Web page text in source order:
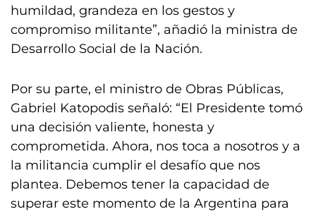
humildad, grandeza en los gestos y
compromiso militante”, añadió la ministra de
Desarrollo Social de la Nación.
Por su parte, el ministro de Obras Públicas,
Gabriel Katopodis señaló: “El Presidente tomó
una decisión valiente, honesta y
comprometida. Ahora, nos toca a nosotros y a
la militancia cumplir el desafío que nos
plantea. Debemos tener la capacidad de
superar este momento de la Argentina para